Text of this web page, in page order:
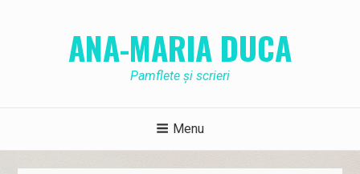
ANA-MARIA DUCA
Pamflete și scrieri
Menu